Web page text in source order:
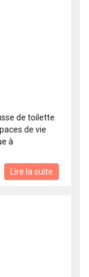
de toilette
de vie
à
Lire la suite